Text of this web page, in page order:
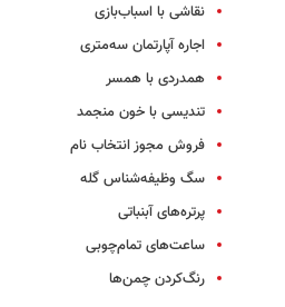
نقاشی با اسباب‌بازی
اجاره آپارتمان سه‌متری
همدردی با همسر
تندیسی با خون منجمد
فروش مجوز انتخاب نام
سگ وظیفه‌شناس گله
پرتره‌های آبنباتی
ساعت‌های تمام‌چوبی
رنگ‌کردن چمن‌ها